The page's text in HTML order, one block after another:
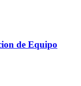
de Equipo